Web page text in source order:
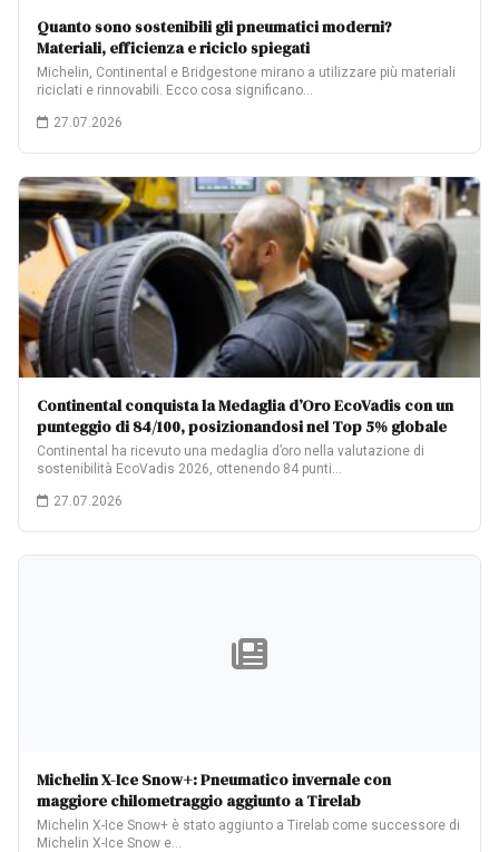
Quanto sono sostenibili gli pneumatici moderni?
Materiali, efficienza e riciclo spiegati
Michelin, Continental e Bridgestone mirano a utilizzare più materiali
riciclati e rinnovabili. Ecco cosa significano…
27.07.2026
Continental conquista la Medaglia d’Oro EcoVadis con un
punteggio di 84/100, posizionandosi nel Top 5% globale
Continental ha ricevuto una medaglia d’oro nella valutazione di
sostenibilità EcoVadis 2026, ottenendo 84 punti…
27.07.2026
Michelin X-Ice Snow+: Pneumatico invernale con
maggiore chilometraggio aggiunto a Tirelab
Michelin X-Ice Snow+ è stato aggiunto a Tirelab come successore di
Michelin X-Ice Snow e…